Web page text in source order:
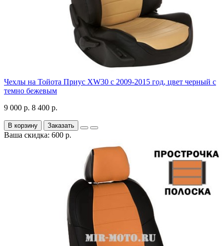
Чехлы на Тойота Приус XW30 с 2009-2015 год, цвет черный с
темно бежевым
9 000 р. 8 400 р.
В корзину Заказать
Ваша скидка: 600 р.